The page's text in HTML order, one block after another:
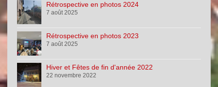
Rétrospective en photos 2024
7 août 2025
Rétrospective en photos 2023
7 août 2025
Hiver et Fêtes de fin d'année 2022
22 novembre 2022